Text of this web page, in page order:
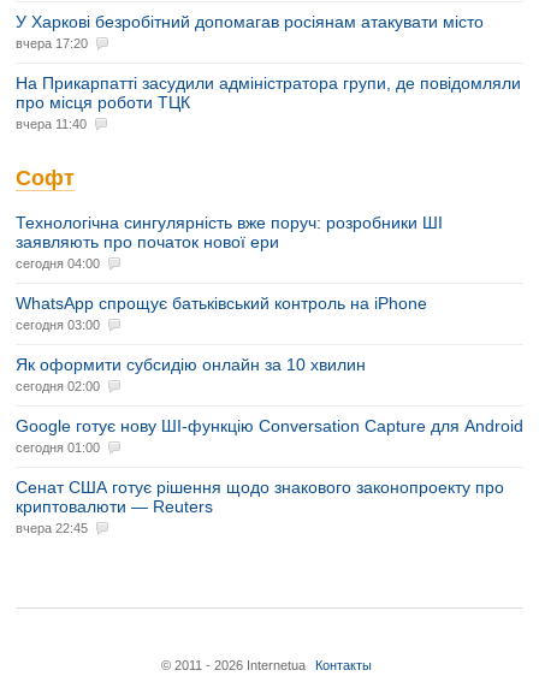
У Харкові безробітний допомагав росіянам атакувати місто
вчера 17:20
На Прикарпатті засудили адміністратора групи, де повідомляли
про місця роботи ТЦК
вчера 11:40
Софт
Технологічна сингулярність вже поруч: розробники ШІ
заявляють про початок нової ери
сегодня 04:00
WhatsApp спрощує батьківський контроль на iPhone
сегодня 03:00
Як оформити субсидію онлайн за 10 хвилин
сегодня 02:00
Google готує нову ШІ-функцію Conversation Capture для Android
сегодня 01:00
Сенат США готує рішення щодо знакового законопроекту про
криптовалюти — Reuters
вчера 22:45
© 2011 - 2026 Internetua Контакты